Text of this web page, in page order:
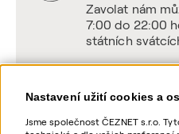
Nastavení užití cookies a
Jsme společnost ČEZNET s.r.o.
Zavolat nám
7:00 do 22:00
státních
Napište nám